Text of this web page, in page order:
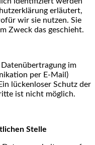
erläutert,
wir sie nutzen. Sie
Zweck das geschieht.
im
per E-Mail)
lückenloser Schutz der
ist nicht möglich.
Stelle